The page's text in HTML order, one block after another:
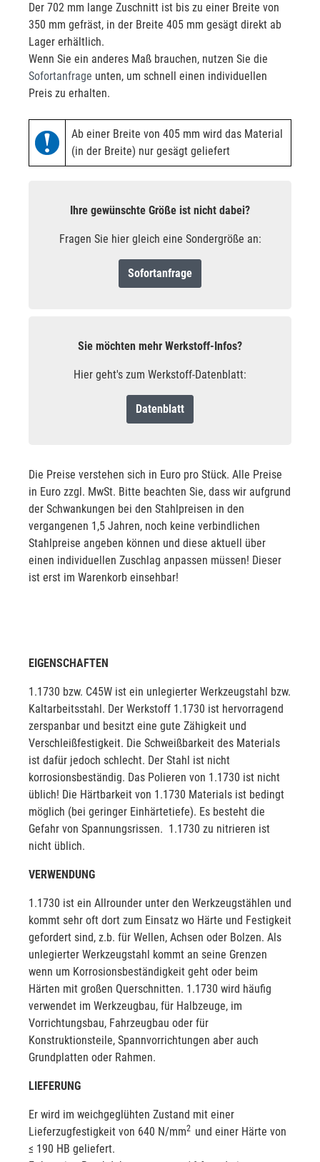
Der 702 mm lange Zuschnitt ist bis zu einer Breite von
350 mm gefräst, in der Breite 405 mm gesägt direkt ab
Lager erhältlich.
Wenn Sie ein anderes Maß brauchen, nutzen Sie die
Sofortanfrage unten, um schnell einen individuellen
Preis zu erhalten.
Ab einer Breite von 405 mm wird das Material
(in der Breite) nur gesägt geliefert
Ihre gewünschte Größe ist nicht dabei?
Fragen Sie hier gleich eine Sondergröße an:
Sofortanfrage
Sie möchten mehr Werkstoff-Infos?
Hier geht's zum Werkstoff-Datenblatt:
Datenblatt
Die Preise verstehen sich in Euro pro Stück. Alle Preise
in Euro zzgl. MwSt. Bitte beachten Sie, dass wir aufgrund
der Schwankungen bei den Stahlpreisen in den
vergangenen 1,5 Jahren, noch keine verbindlichen
Stahlpreise angeben können und diese aktuell über
einen individuellen Zuschlag anpassen müssen! Dieser
ist erst im Warenkorb einsehbar!
EIGENSCHAFTEN
1.1730 bzw. C45W ist ein unlegierter Werkzeugstahl bzw.
Kaltarbeitsstahl. Der Werkstoff 1.1730 ist hervorragend
zerspanbar und besitzt eine gute Zähigkeit und
Verschleißfestigkeit. Die Schweißbarkeit des Materials
ist dafür jedoch schlecht. Der Stahl ist nicht
korrosionsbeständig. Das Polieren von 1.1730 ist nicht
üblich! Die Härtbarkeit von 1.1730 Materials ist bedingt
möglich (bei geringer Einhärtetiefe). Es besteht die
Gefahr von Spannungsrissen. 1.1730 zu nitrieren ist
nicht üblich.
VERWENDUNG
1.1730 ist ein Allrounder unter den Werkzeugstählen und
kommt sehr oft dort zum Einsatz wo Härte und Festigkeit
gefordert sind, z.b. für Wellen, Achsen oder Bolzen. Als
unlegierter Werkzeugstahl kommt an seine Grenzen
wenn um Korrosionsbeständigkeit geht oder beim
Härten mit großen Querschnitten. 1.1730 wird häufig
verwendet im Werkzeugbau, für Halbzeuge, im
Vorrichtungsbau, Fahrzeugbau oder für
Konstruktionsteile, Spannvorrichtungen aber auch
Grundplatten oder Rahmen.
LIEFERUNG
Er wird im weichgeglühten Zustand mit einer
Lieferzugfestigkeit von 640 N/mm2 und einer Härte von
≤ 190 HB geliefert.